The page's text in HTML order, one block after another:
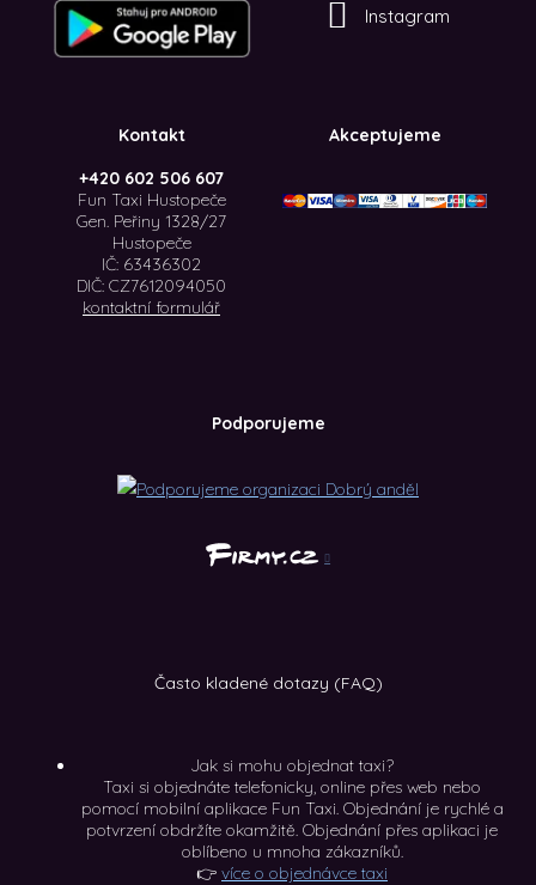
Instagram
Kontakt
+420 602 506 607
Fun Taxi Hustopeče
Gen. Peřiny 1328/27
Hustopeče
IČ: 63436302
DIČ: CZ7612094050
kontaktní formulář
Akceptujeme
Podporujeme
Často kladené dotazy (FAQ)
Jak si mohu objednat taxi?
Taxi si objednáte telefonicky, online přes web nebo
pomocí mobilní aplikace Fun Taxi. Objednání je rychlé a
potvrzení obdržíte okamžitě. Objednání přes aplikaci je
oblíbeno u mnoha zákazníků.
👉 více o objednávce taxi